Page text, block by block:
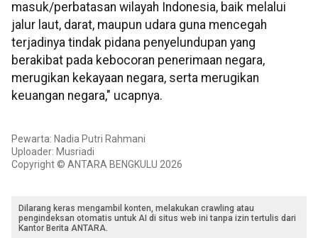
masuk/perbatasan wilayah Indonesia, baik melalui
jalur laut, darat, maupun udara guna mencegah
terjadinya tindak pidana penyelundupan yang
berakibat pada kebocoran penerimaan negara,
merugikan kekayaan negara, serta merugikan
keuangan negara," ucapnya.
Pewarta: Nadia Putri Rahmani
Uploader: Musriadi
Copyright © ANTARA BENGKULU 2026
Dilarang keras mengambil konten, melakukan crawling atau
pengindeksan otomatis untuk AI di situs web ini tanpa izin tertulis dari
Kantor Berita ANTARA.